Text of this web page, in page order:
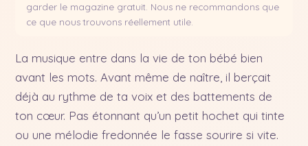
garder le magazine gratuit. Nous ne recommandons que
ce que nous trouvons réellement utile.
La musique entre dans la vie de ton bébé bien
avant les mots. Avant même de naître, il berçait
déjà au rythme de ta voix et des battements de
ton cœur. Pas étonnant qu’un petit hochet qui tinte
ou une mélodie fredonnée le fasse sourire si vite.